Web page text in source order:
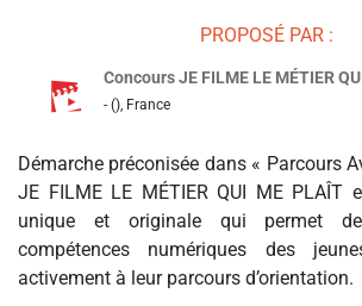
PROPOSÉ PAR :
Concours JE FILME LE MÉTIER
- (), France
Démarche préconisée dans « Parcours
JE FILME LE MÉTIER QUI ME PLAÎT
unique et originale qui permet
compétences numériques des
activement à leur parcours d’orientation.